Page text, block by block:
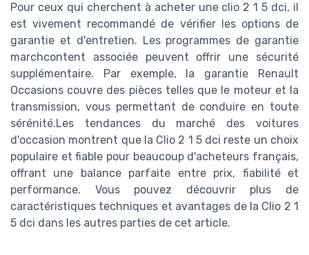
Pour ceux qui cherchent à acheter une clio 2 1 5 dci, il
est vivement recommandé de vérifier les options de
garantie et d'entretien. Les programmes de garantie
marchcontent associée peuvent offrir une sécurité
supplémentaire. Par exemple, la garantie Renault
Occasions couvre des pièces telles que le moteur et la
transmission, vous permettant de conduire en toute
sérénité.Les tendances du marché des voitures
d'occasion montrent que la Clio 2 1 5 dci reste un choix
populaire et fiable pour beaucoup d'acheteurs français,
offrant une balance parfaite entre prix, fiabilité et
performance. Vous pouvez découvrir plus de
caractéristiques techniques et avantages de la Clio 2 1
5 dci dans les autres parties de cet article.